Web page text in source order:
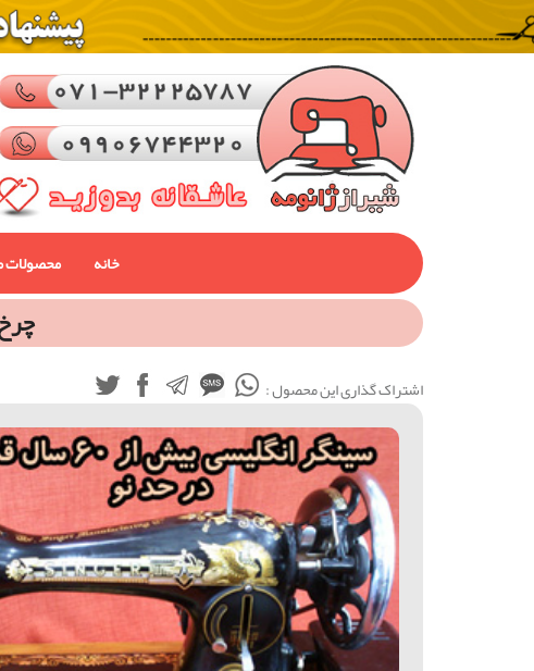
خانه محصولات
اشتراک گذاری این محصول :